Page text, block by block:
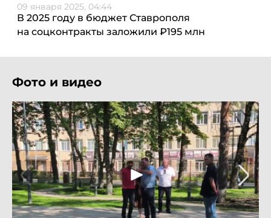
09 января 2025, 04:44
В 2025 году в бюджет Ставрополя
на соцконтракты заложили ₽195 млн
Фото и видео